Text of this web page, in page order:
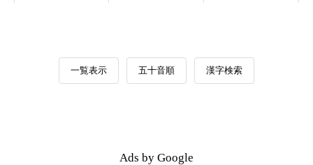
一覧表示 五十音順 漢字検索
Ads by Google